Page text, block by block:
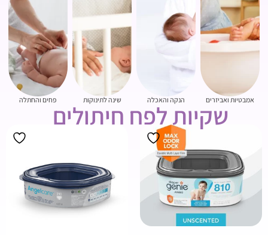
אמבטיות ואביזרים הנקה והאכלה שינה לתינוקות פחים והחתלה
שקיות לפח חיתולים